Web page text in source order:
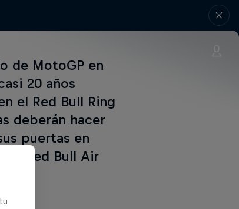
de MotoGP en
20 años
el Red Bull Ring
deberán hacer
puertas en
el Red Bull Air